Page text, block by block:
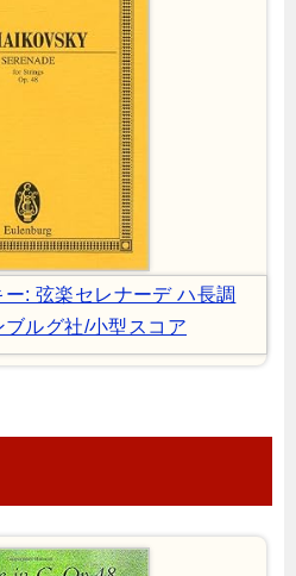
: 弦楽セレナーデ ハ長調
ルグ社/小型スコア